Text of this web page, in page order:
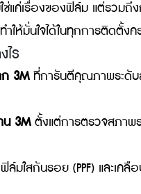
นด้วยมาตรฐา
ที่นี่ไม่ใช่แค่เรื่องของฟิล์
กล ทำให้มั่นใจได้ในทุกก
างไร